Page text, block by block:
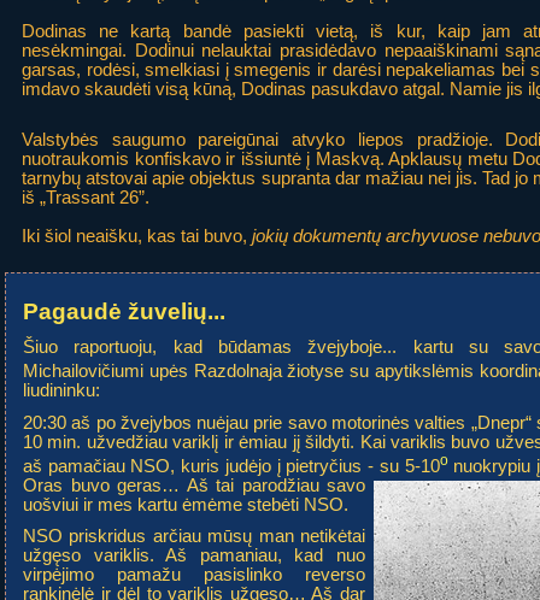
Dodinas ne kartą bandė pasiekti vietą, iš kur, kaip jam
nesėkmingai. Dodinui nelauktai prasidėdavo nepaaiškinami
garsas, rodėsi, smelkiasi į smegenis ir darėsi nepakeliamas bei
imdavo skaudėti visą kūną, Dodinas pasukdavo atgal. Namie jis
Valstybės saugumo pareigūnai atvyko liepos pradžioje.
nuotraukomis konfiskavo ir išsiuntė į Maskvą. Apklausų metu
tarnybų atstovai apie objektus supranta dar mažiau nei jis. Tad jo
iš „Trassant 26”.
Iki šiol neaišku, kas tai buvo, jokių dokumentų archyvuose
Pagaudė žuvelių...
Šiuo raportuoju, kad būdamas žvejyboje... kartu su
Michailovičiumi upės Razdolnaja žiotyse su apytikslėmis
liudininku:
20:30 aš po žvejybos nuėjau prie savo motorinės valties „Dnepr“
10 min. užvedžiau variklį ir ėmiau jį šildyti. Kai variklis buvo
aš pamačiau NSO, kuris judėjo į pietryčius - su 5-10o nuokrypiu
Oras buvo geras… Aš tai parodžiau savo
uošviui ir mes kartu ėmėme stebėti NSO.
NSO priskridus arčiau mūsų man netikėtai
užgęso variklis. Aš pamaniau, kad nuo
virpėjimo pamažu pasislinko reverso
rankinėlė ir dėl to variklis užgeso… Aš dar